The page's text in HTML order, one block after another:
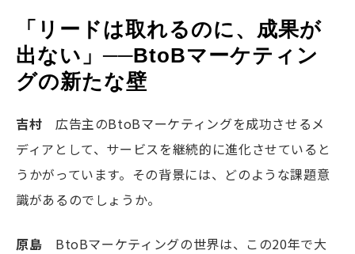
「リードは取れるのに、成果が
出ない」──BtoBマーケティン
グの新たな壁
吉村 広告主のBtoBマーケティングを成功させるメ
ディアとして、サービスを継続的に進化させていると
うかがっています。その背景には、どのような課題意
識があるのでしょうか。
原島 BtoBマーケティングの世界は、この20年で大